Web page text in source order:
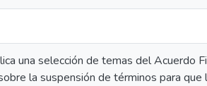
una selección de temas del Acuerdo
la suspensión de términos para